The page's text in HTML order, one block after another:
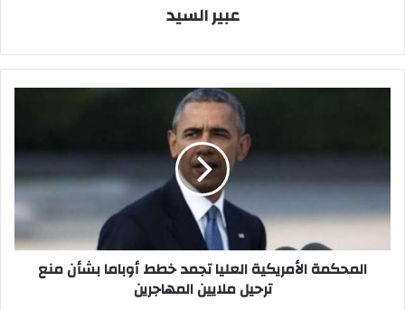
عبير السيد
تجمد
أوباما
بشأن
منع
ترحيل
ملايينالمحكمة الأمريكية العليا تجمد خطط أوباما بشأن منع
ترحيل ملايين المهاجرين